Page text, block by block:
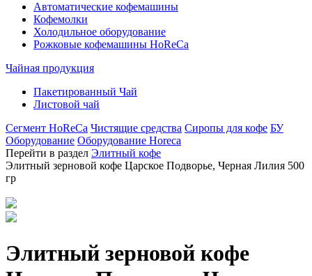
Автоматические кофемашины
Кофемолки
Холодильное оборудование
Рожковые кофемашины HoReCa
Чайная продукция
Пакетированный Чай
Листовой чай
Сегмент HoReCa Чистящие средства Сиропы для кофе БУ
Оборудование Оборудование Horeca
Перейти в раздел Элитный кофе
Элитный зерновой кофе Царское Подворье, Черная Лилия 500
гр
Элитный зерновой кофе